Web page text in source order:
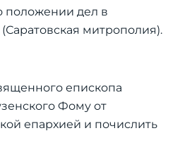
дел в
митрополия).
епископа
Фому от
епархией и почислить